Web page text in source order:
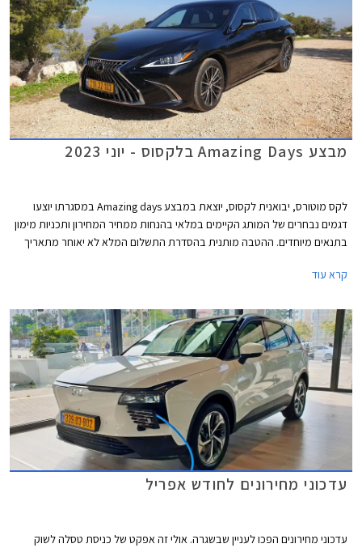
מבצע Amazing Days בלקסוס - יוני 2023
לקס מוטורס, יבואנית לקסוס, יוצאת במבצע Amazing days במסגרתו יוצעו
דגמים נבחרים של המותג הקיימים במלאי בהנחות ממחיר המחירון ותכניות מימון
בתנאים מיוחדים. ההטבה מותנית בהסדרת התשלום המלא לא יאוחר מתאריך
14-16 ביוני או עד גמר המלאי.
קרא עוד
עדכוני מחירונים לחודש אפריל
עדכוני מחירונים הפכו לעניין שבשגרה. אולי זה אפקט של כניסת טסלה לשוק